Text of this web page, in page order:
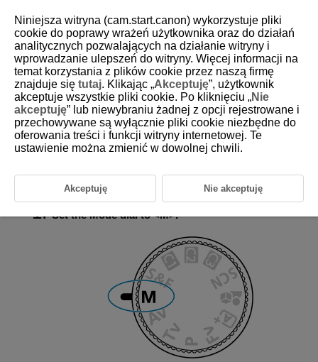
D388-054
M: Manual Exposure
Exposure Compensation with ISO Auto
In this mode, you set both the shutter speed and aperture value as
desired. To determine the exposure, refer to the exposure level indicator
M stands for Manual.
Set the Mode dial to M .
Niniejsza witryna (cam.start.canon) wykorzystuje pliki
cookie do poprawy wrażeń użytkownika oraz do działań
analitycznych pozwalających na działanie witryny i
wprowadzanie ulepszeń do witryny. Więcej informacji na
temat korzystania z plików cookie przez naszą firmę
znajduje się tutaj. Klikając „Akceptuję”, użytkownik
akceptuje wszystkie pliki cookie. Po kliknięciu „Nie
akceptuję” lub niewybraniu żadnej z opcji rejestrowane i
przechowywane są wyłącznie pliki cookie niezbędne do
oferowania treści i funkcji witryny internetowej. Te
ustawienie można zmienić w dowolnej chwili.
Akceptuję Nie akceptuję